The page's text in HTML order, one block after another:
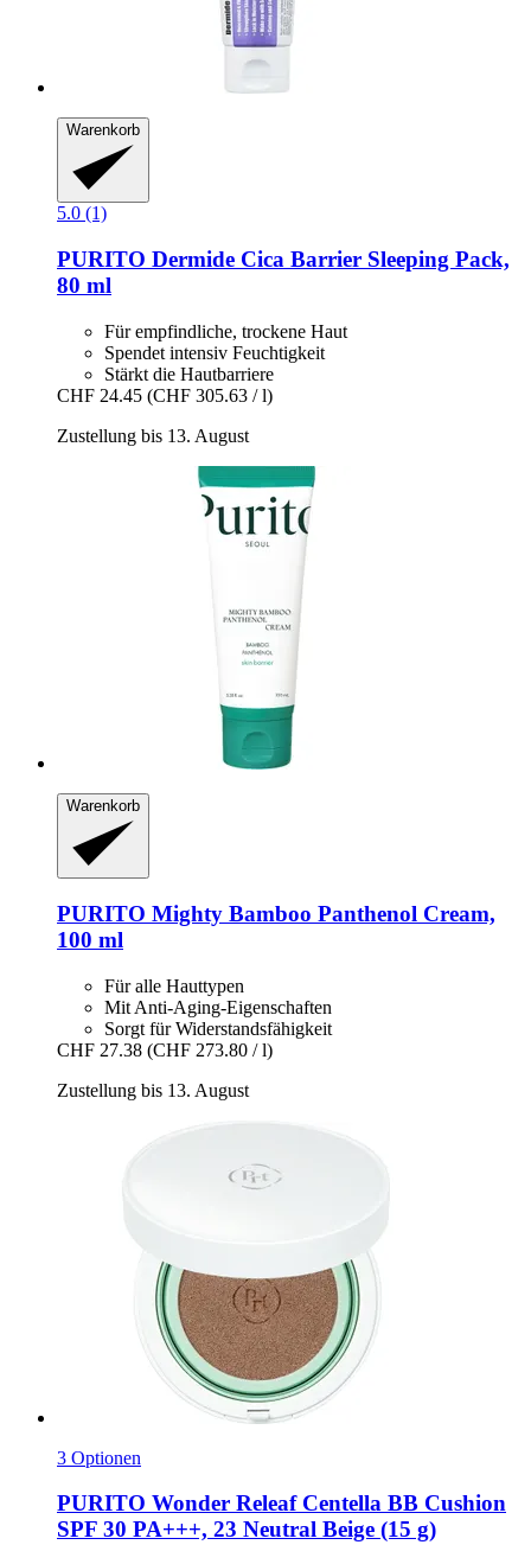
Warenkorb
5.0 (1)
PURITO Dermide Cica Barrier Sleeping Pack,
80 ml
Für empfindliche, trockene Haut
Spendet intensiv Feuchtigkeit
Stärkt die Hautbarriere
CHF 24.45 (CHF 305.63 / l)
Zustellung bis 13. August
Warenkorb
PURITO Mighty Bamboo Panthenol Cream,
100 ml
Für alle Hauttypen
Mit Anti-Aging-Eigenschaften
Sorgt für Widerstandsfähigkeit
CHF 27.38 (CHF 273.80 / l)
Zustellung bis 13. August
3 Optionen
PURITO Wonder Releaf Centella BB Cushion
SPF 30 PA+++, 23 Neutral Beige (15 g)